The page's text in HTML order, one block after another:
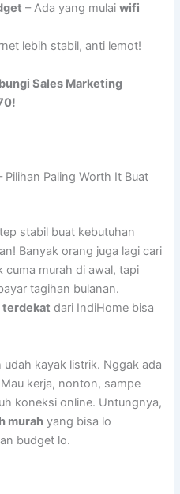
– Ada yang mulaiwifi
lebih stabil, anti lemot!
Sales Marketing
Paling Worth It Buat
stabil buat kebutuhan
Banyak orang juga lagi cari
cuma murah di awal, tapi
tagihan bulanan.
terdekat dari IndiHome bisa
kayak listrik. Nggak ada
kerja, nonton, sampe
koneksi online. Untungnya,
murah yang bisa lo
budget lo.